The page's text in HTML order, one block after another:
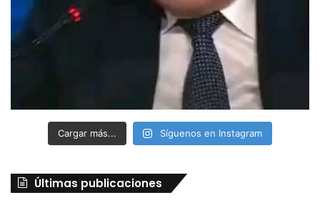
Cargar más... Síguenos en Instagram
Últimas publicaciones